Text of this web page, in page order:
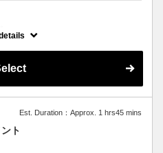
け補修していきます。
た状態で施術していきます。
Est. Duration：Approx. 1 hrs45 mins
ト